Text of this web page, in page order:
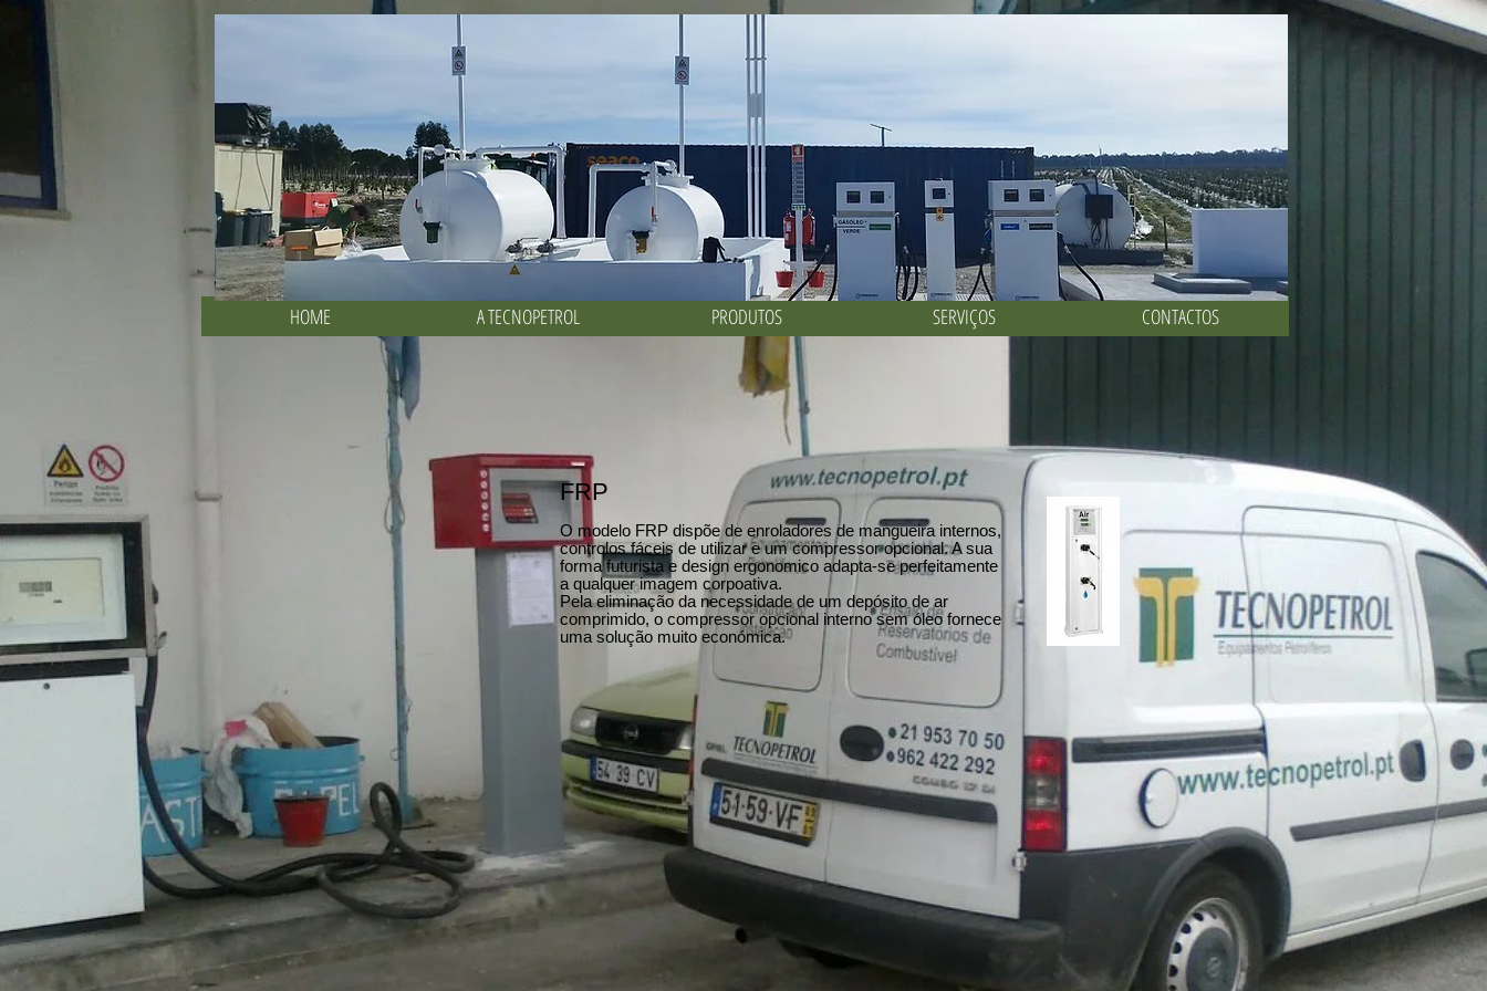
Instalações Petrolíferas - Projeto Montagem Assistência
HOME A TECNOPETROL PRODUTOS SERVIÇOS CONTACTOS
O modelo FRP dispõe de enroladores de mangueira internos,
controlos fáceis de utilizar e um compressor opcional. A sua
forma futurista e design ergonomico adapta-se perfeitamente
a qualquer imagem corpoativa.
Pela eliminação da necessidade de um depósito de ar
comprimido, o compressor opcional interno sem óleo fornece
uma solução muito económica.
FRP